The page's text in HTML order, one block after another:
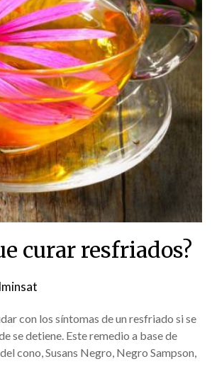
curar resfriados?
con los síntomas de un resfriado si se
se detiene. Este remedio a base de
cono, Susans Negro, Negro Sampson,